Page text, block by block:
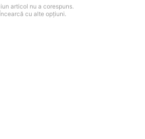
articol nu a corespuns.
cu alte opțiuni.